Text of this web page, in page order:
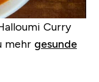
Curry
mehr gesunde